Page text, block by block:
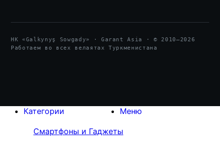
HK «Galkynyş Sowgady» · Garant Asia · © 2010—2026
Работаем во всех велаятах Туркменистана
Меню
Категории
Смартфоны и Гаджеты